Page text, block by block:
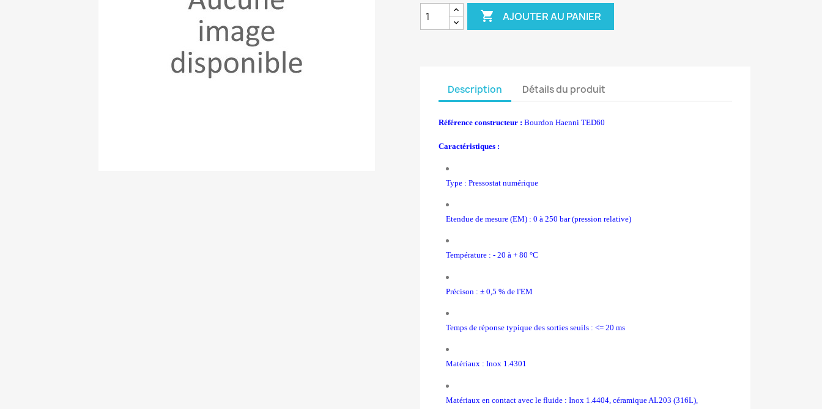
 AJOUTER AU PANIER
Description Détails du produit
Référence constructeur : Bourdon Haenni TED60
Caractéristiques :
Type : Pressostat numérique
Etendue de mesure (EM) : 0 à 250 bar (pression relative)
Température : - 20 à + 80 °C
Précison : ± 0,5 % de l'EM
Temps de réponse typique des sorties seuils : <= 20 ms
Matériaux : Inox 1.4301
Matériaux en contact avec le fluide : Inox 1.4404, céramique AL203 (316L),